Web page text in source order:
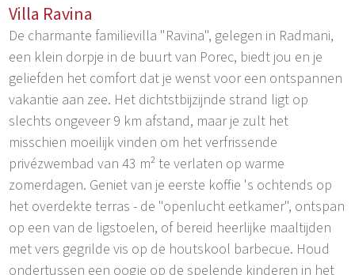
Villa Ravina
De charmante familievilla "Ravina", gelegen in Radmani,
een klein dorpje in de buurt van Porec, biedt jou en je
geliefden het comfort dat je wenst voor een ontspannen
vakantie aan zee. Het dichtstbijzijnde strand ligt op
slechts ongeveer 9 km afstand, maar je zult het
misschien moeilijk vinden om het verfrissende
privézwembad van 43 m² te verlaten op warme
zomerdagen. Geniet van je eerste koffie 's ochtends op
het overdekte terras - de "openlucht eetkamer", ontspan
op een van de ligstoelen, of bereid heerlijke maaltijden
met vers gegrilde vis op de houtskool barbecue. Houd
ondertussen een oogje op de spelende kinderen in het